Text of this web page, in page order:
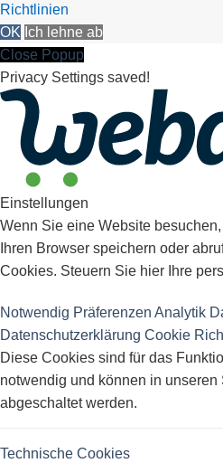
Richtlinien
OK Ich lehne ab
Close Popup
Privacy Settings saved!
Einstellungen
Wenn Sie eine Website
Ihren Browser speichern oder
Cookies. Steuern Sie hier Ihre
Notwendig Präferenzen Analytik
Datenschutzerklärung Cookie
Diese Cookies sind für das
notwendig und können in unseren
abgeschaltet werden.
Technische Cookies